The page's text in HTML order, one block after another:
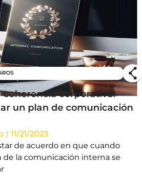
corporativa:
un plan de comunicación
| 11/21/2023
de acuerdo en que cuando
de la comunicación interna se